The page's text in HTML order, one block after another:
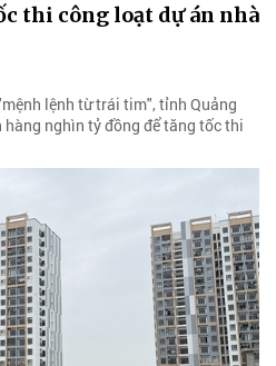
thi công loạt dự án nhà
lệnh từ trái tim", tỉnh Quảng
nghìn tỷ đồng để tăng tốc thi